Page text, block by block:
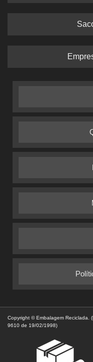
Copyright © Embalagem Reciclada.
9610 de 19/02/1998)